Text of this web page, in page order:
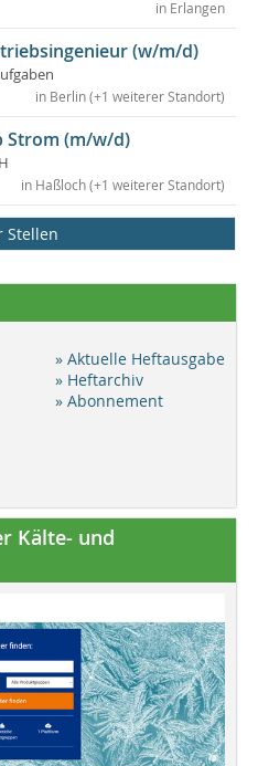
in Erlangen
(w/m/d)
in Berlin (+1 weiterer Standort)
Strom (m/w/d)
in Haßloch (+1 weiterer Standort)
Stellen
» Aktuelle Heftausgabe
» Heftarchiv
» Abonnement
Kälte- und